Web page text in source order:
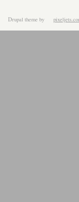
Drupal theme by